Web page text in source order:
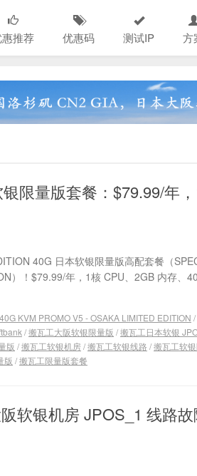
推荐 优惠码 测试IP 方
限量版套餐：$79.99/年
40G 日本软银限量版高配套餐（
）！$79.99/年，1核 CPU、2GB 内存、
KVM PROMO V5 - OSAKA LIMITED EDITION /
/搬瓦工大阪软银限量版 /搬瓦工日本软银
版 /搬瓦工软银机房/搬瓦工软银线路 /搬瓦工软
版 /搬瓦工限量版套餐
软银机房 JPOS_1 线路